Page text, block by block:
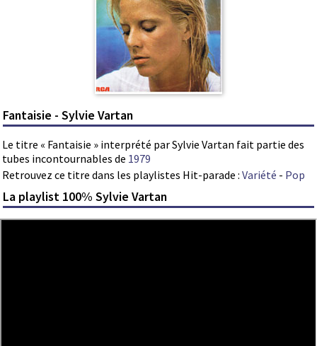
Fantaisie - Sylvie Vartan
Le titre « Fantaisie » interprété par Sylvie Vartan fait partie des
tubes incontournables de 1979
Retrouvez ce titre dans les playlistes Hit-parade : Variété - Pop
La playlist 100% Sylvie Vartan